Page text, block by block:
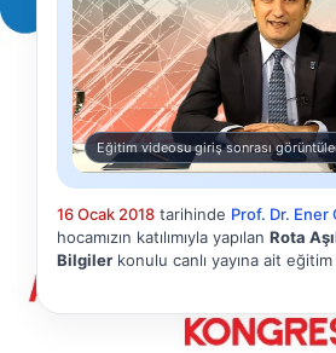
Eğitim videosu giriş sonrası
16 Ocak 2018 tarihinde Prof. Dr. Ener
hocamızın katılımıyla yapılan Rota
Bilgiler konulu canlı yayına ait eğitim